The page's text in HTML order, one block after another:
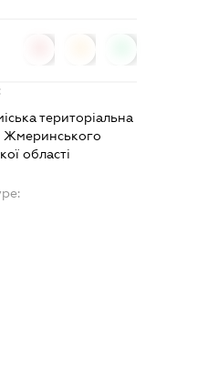
територіальна
Жмеринського
області